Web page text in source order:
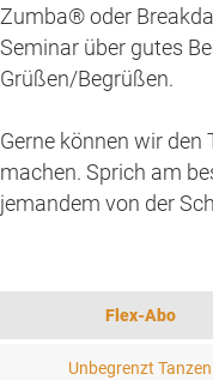
Zumba® oder
Seminar über gutes
Grüßen/Begrüßen.
Gerne können wir den
machen. Sprich am
jemandem von der
Flex-Abo
Unbegrenzt Tanzen